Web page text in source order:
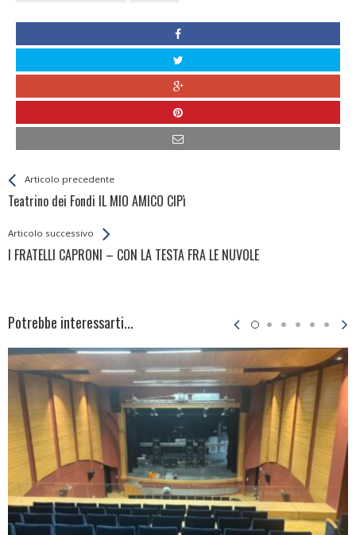
LeggiArticolo precedente
Teatrino dei Fondi IL MIO AMICO CIPì
Back
All
Articolo successivo
I FRATELLI CAPRONI – CON LA TESTA FRA LE NUVOLE
Potrebbe interessarti...